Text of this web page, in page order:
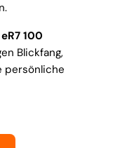
100
Blickfang,
persönliche